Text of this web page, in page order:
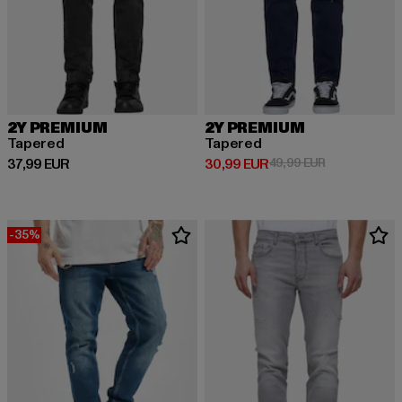
2Y PREMIUM
Tapered
37,99 EUR
Derzeitiger Preis: 37,99 EUR
2Y PREMIUM
Tapered
30,99 EUR
Derzeitiger Preis: 30,99 EUR
49,99 EURAktionspreis:
-35%